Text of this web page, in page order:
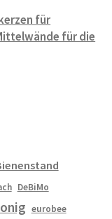
für
für die
DeBiMo
eurobee